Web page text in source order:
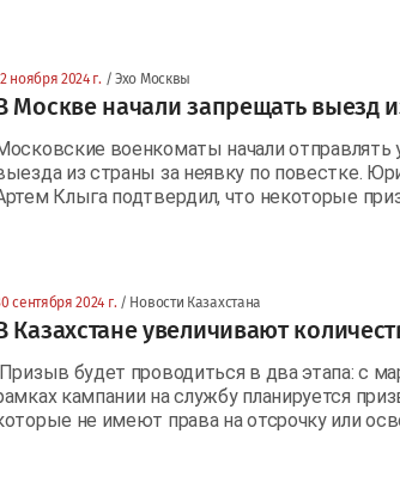
ноября 2024 г. / Эхо Москвы
Москве начали запрещать выезд
военкоматы начали
из страны за неявку по повестке.
Клыга подтвердил, что некоторые
сентября 2024 г. / Новости Казахстана
Казахстане увеличивают
Призыв будет проводиться в два этапа: с
кампании на службу планируется
не имеют права на отсрочку или